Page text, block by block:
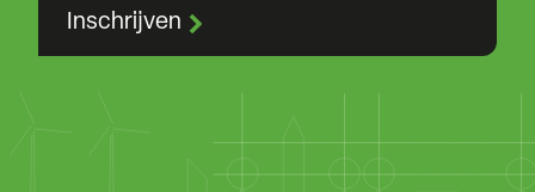
Inschrijven